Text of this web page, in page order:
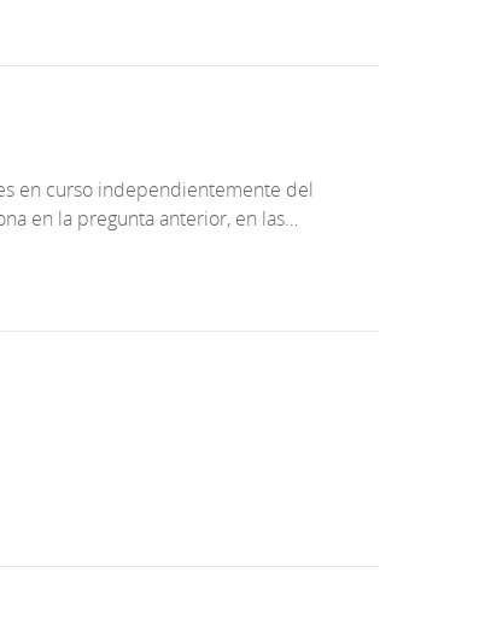
en curso independientemente del
en la pregunta anterior, en las…